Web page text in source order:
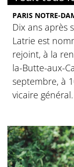
PARIS NOTRE-
Dix ans après
Latrie est
rejoint, à la
la-Butte-aux-
septembre, à
vicaire général.